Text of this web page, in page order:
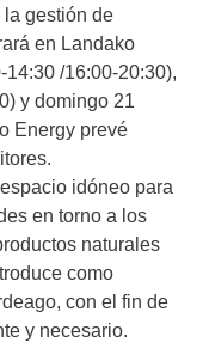
gestión de
en Landako
/16:00-20:30),
y domingo 21
Energy prevé
idóneo para
en torno a los
naturales
como
con el fin de
y necesario.